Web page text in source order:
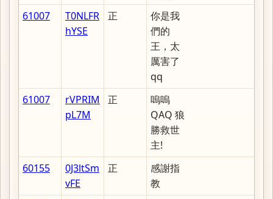
61007
T0NLFR
hYSE
正
你是我
們的
王，太
厲害了
qq
61007
rVPRIM
pL7M
正
嗚嗚
QAQ 狼
勝救世
主!
60155
0J3ltSm
vFE
正
感謝指
教